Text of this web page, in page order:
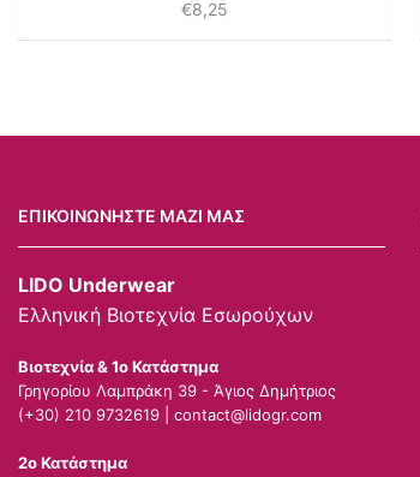
€8,25
ΕΠΙΚΟΙΝΩΝΉΣΤΕ ΜΑΖΊ ΜΑΣ
LIDO Underwear
Ελληνική Βιοτεχνία Εσωρούχων
Βιοτεχνία & 1ο Κατάστημα
Γρηγορίου Λαμπράκη 39 - Άγιος Δημήτριος
(+30) 210 9732619 | contact@lidogr.com
2ο Κατάστημα